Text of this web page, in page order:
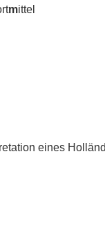
mittel
eines